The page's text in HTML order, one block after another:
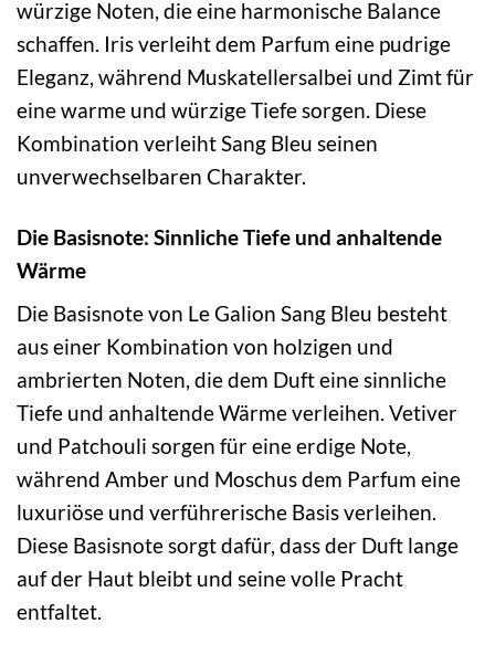
würzige Noten, die eine harmonische Balance
schaffen. Iris verleiht dem Parfum eine pudrige
Eleganz, während Muskatellersalbei und Zimt für
eine warme und würzige Tiefe sorgen. Diese
Kombination verleiht Sang Bleu seinen
unverwechselbaren Charakter.
Die Basisnote: Sinnliche Tiefe und anhaltende
Wärme
Die Basisnote von Le Galion Sang Bleu besteht
aus einer Kombination von holzigen und
ambrierten Noten, die dem Duft eine sinnliche
Tiefe und anhaltende Wärme verleihen. Vetiver
und Patchouli sorgen für eine erdige Note,
während Amber und Moschus dem Parfum eine
luxuriöse und verführerische Basis verleihen.
Diese Basisnote sorgt dafür, dass der Duft lange
auf der Haut bleibt und seine volle Pracht
entfaltet.